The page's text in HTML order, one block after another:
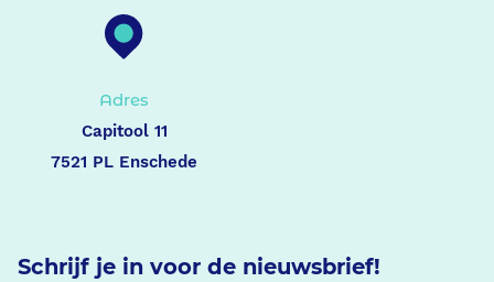
Adres
Capitool 11
7521 PL Enschede
Schrijf je in voor de nieuwsbrief!